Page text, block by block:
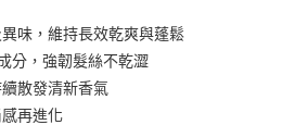
味，維持長效乾爽與蓬鬆
分，強韌髮絲不乾澀
散發清新香氣
再進化